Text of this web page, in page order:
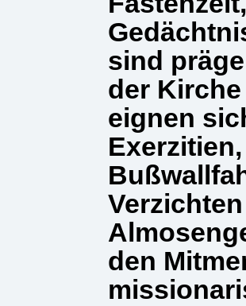
sind
der
eignen
den